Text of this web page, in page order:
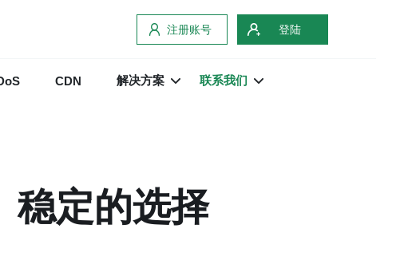
注册账号 登陆
CDN 解决方案 联系我们
稳定的选择